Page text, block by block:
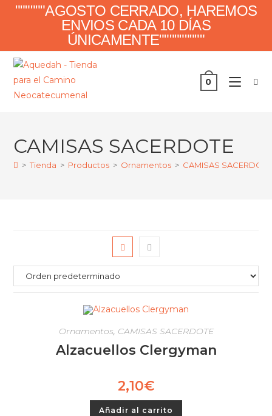
""""""AGOSTO CERRADO, HAREMOS
ENVIOS CADA 10 DÍAS
ÚNICAMENTE"""""""""
0
CAMISAS SACERDOTE
> Tienda > Productos > Ornamentos > CAMISAS SACERDOTE
Ornamentos, CAMISAS SACERDOTE
Alzacuellos Clergyman
2,10€
Añadir al carrito